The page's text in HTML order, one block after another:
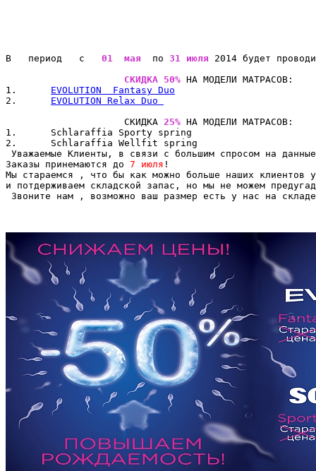
В   период   с 01  мая
  по
31 июля 2014 будет
                     СКИДКА 50%
НА МОДЕЛИ МАТРАСОВ:
1. EVOLUTION  Fantasy Duo
2. EVOLUTION Relax Duo
                     СКИДКА
25% НА МОДЕЛИ МАТРАСОВ:
1.      Schlaraffia Sporty spring
2.      Schlaraffia Wellfit spring
Уважаемые Клиенты, в связи с большим спросом на
Заказы принемаются до 7 июля !
Мы стараемся , что бы как можно больше наших клиентов
и потдерживаем складской запас, но мы не можем
Звоните нам , возможно ваш размер есть у нас на